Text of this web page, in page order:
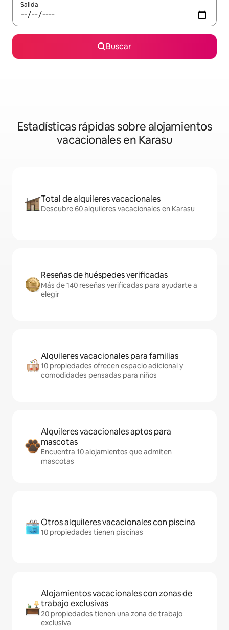
Salida
Buscar
Estadísticas rápidas sobre alojamientos
vacacionales en Karasu
Total de alquileres vacacionales
Descubre 60 alquileres vacacionales en Karasu
Reseñas de huéspedes verificadas
Más de 140 reseñas verificadas para ayudarte a
elegir
Alquileres vacacionales para familias
10 propiedades ofrecen espacio adicional y
comodidades pensadas para niños
Alquileres vacacionales aptos para
mascotas
Encuentra 10 alojamientos que admiten
mascotas
Otros alquileres vacacionales con piscina
10 propiedades tienen piscinas
Alojamientos vacacionales con zonas de
trabajo exclusivas
20 propiedades tienen una zona de trabajo
exclusiva